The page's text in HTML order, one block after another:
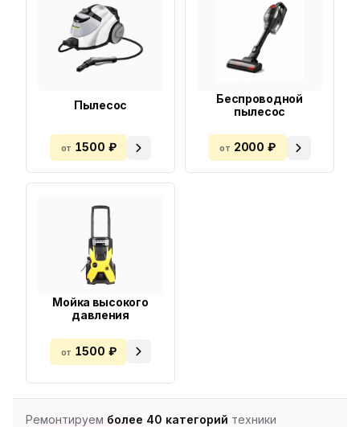
Пылесос
от 1500 ₽
Беспроводной
пылесос
от 2000 ₽
Мойка высокого
давления
от 1500 ₽
Ремонтируем более 40 категорий техники